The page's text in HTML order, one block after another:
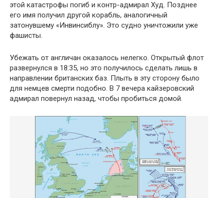
этой катастрофы погиб и контр-адмирал Худ. Позднее
его имя получил другой корабль, аналогичный
затонувшему «Инвинсиблу». Это судно уничтожили уже
фашисты.
Убежать от англичан оказалось нелегко. Открытый флот
развернулся в 18:35, но это получилось сделать лишь в
направлении британских баз. Плыть в эту сторону было
для немцев смерти подобно. В 7 вечера кайзеровский
адмирал повернул назад, чтобы пробиться домой.